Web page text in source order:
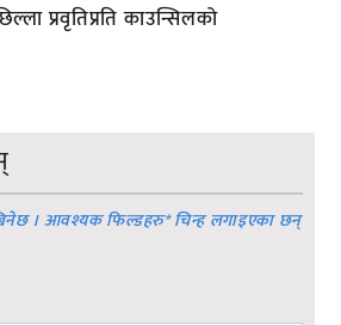
प्रवृतिप्रति काउन्सिलको
। आवश्यक फिल्डहरु*चिन्ह लगाइएका छन्